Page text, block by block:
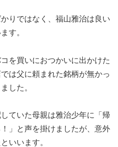
りではなく、福山雅治は良い
す。
を買いにおつかいに出かけた
は父に頼まれた銘柄が無かっ
した。
ていた母親は雅治少年に「帰
」と声を掛けましたが、意外
いいます。